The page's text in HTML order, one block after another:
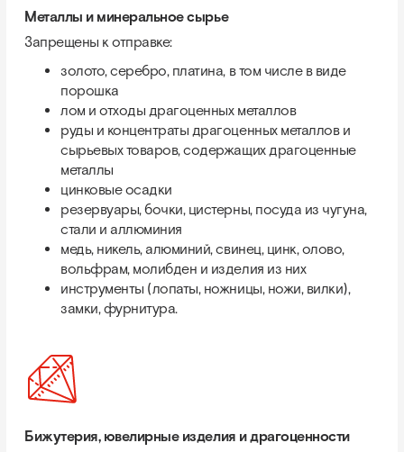
Металлы и минеральное сырье
Запрещены к отправке:
золото, серебро, платина, в том числе в виде
порошка
лом и отходы драгоценных металлов
руды и концентраты драгоценных металлов и
сырьевых товаров, содержащих драгоценные
металлы
цинковые осадки
резервуары, бочки, цистерны, посуда из чугуна,
стали и аллюминия
медь, никель, алюминий, свинец, цинк, олово,
вольфрам, молибден и изделия из них
инструменты (лопаты, ножницы, ножи, вилки),
замки, фурнитура.
Бижутерия, ювелирные изделия и драгоценности